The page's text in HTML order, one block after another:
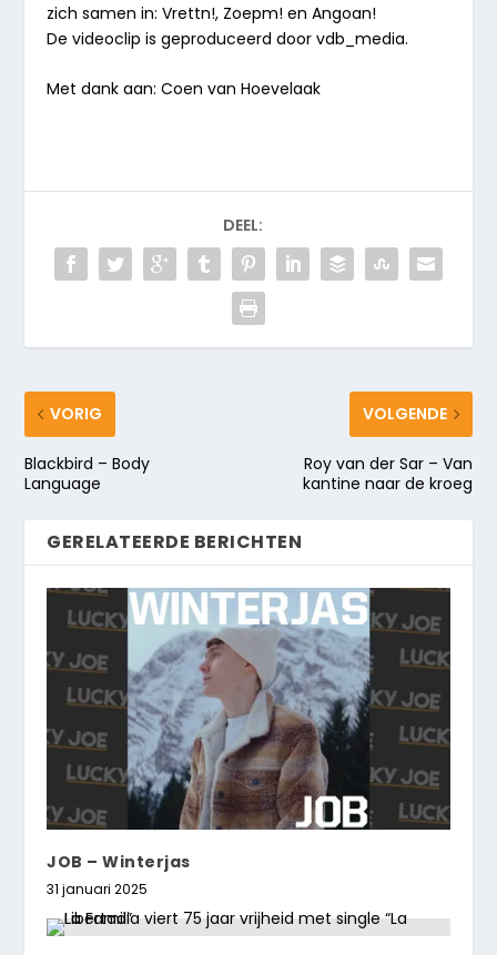
zich samen in: Vrettn!, Zoepm! en Angoan!
De videoclip is geproduceerd door vdb_media.
Met dank aan: Coen van Hoevelaak
DEEL:
VORIG
Blackbird – Body
Language
VOLGENDE
Roy van der Sar – Van
kantine naar de kroeg
GERELATEERDE BERICHTEN
JOB – Winterjas
31 januari 2025